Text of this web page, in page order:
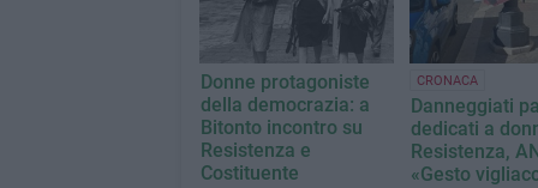
Donne protagoniste
della democrazia: a
Bitonto incontro su
Resistenza e
Costituente
CRONACA
Danneggiati
dedicati a
Resistenza,
«Gesto